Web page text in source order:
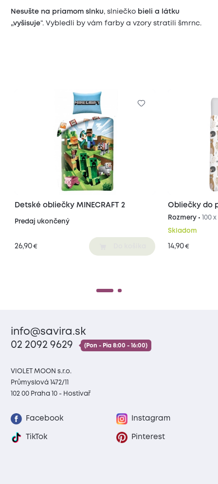
Nesušte na priamom slnku, slniečko bieli a látku
„vyšisuje“. Vybledli by vám farby a vzory stratili šmrnc.
Detské obliečky MINECRAFT 2
Predaj ukončený
26,90€
Obliečky do
Rozmery • 100
Skladom
14,90€
info@savira.sk
02 2092 9629
(Pon - Pia 8:00 - 16:00)
VIOLET MOON s.r.o.
Průmyslová 1472/11
102 00 Praha 10 - Hostivař
Facebook Instagram
TikTok Pinterest